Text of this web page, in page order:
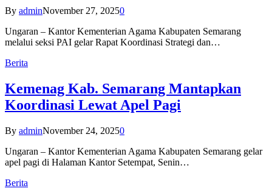
By adminNovember 27, 20250
Ungaran – Kantor Kementerian Agama Kabupaten Semarang
melalui seksi PAI gelar Rapat Koordinasi Strategi dan…
Berita
Kemenag Kab. Semarang Mantapkan
Koordinasi Lewat Apel Pagi
By adminNovember 24, 20250
Ungaran – Kantor Kementerian Agama Kabupaten Semarang gelar
apel pagi di Halaman Kantor Setempat, Senin…
Berita